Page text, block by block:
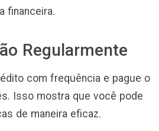
financeira.
Regularmente
com frequência e pague o
Isso mostra que você pode
de maneira eficaz.